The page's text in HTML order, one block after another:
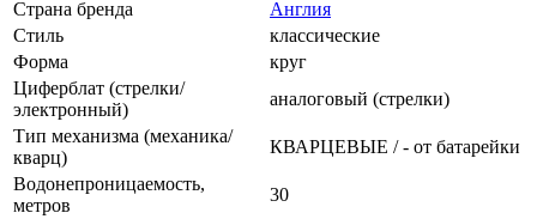
Страна бренда
Англия
Стиль
классические
Форма
круг
Циферблат (стрелки/
электронный)
аналоговый (стрелки)
Тип механизма (механика/
кварц)
КВАРЦЕВЫЕ / - от батарейки
Водонепроницаемость,
метров
30